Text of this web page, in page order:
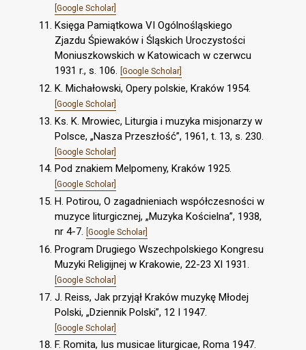
[Google Scholar]
Księga Pamiątkowa VI Ogólnośląskiego
Zjazdu Śpiewaków i Śląskich Uroczystości
Moniuszkowskich w Katowicach w czerwcu
1931 r., s. 106. [Google Scholar]
K. Michałowski, Opery polskie, Kraków 1954.
[Google Scholar]
Ks. K. Mrowiec, Liturgia i muzyka misjonarzy w
Polsce, „Nasza Przeszłość”, 1961, t. 13, s. 230.
[Google Scholar]
Pod znakiem Melpomeny, Kraków 1925.
[Google Scholar]
H. Potirou, O zagadnieniach współczesności w
muzyce liturgicznej, „Muzyka Kościelna”, 1938,
nr 4-7. [Google Scholar]
Program Drugiego Wszechpolskiego Kongresu
Muzyki Religijnej w Krakowie, 22-23 XI 1931.
[Google Scholar]
J. Reiss, Jak przyjął Kraków muzykę Młodej
Polski, „Dziennik Polski”, 12 I 1947.
[Google Scholar]
F. Romita, Ius musicae liturgicae, Roma 1947.